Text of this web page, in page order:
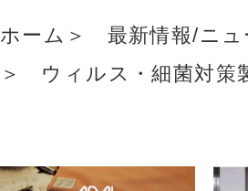
ホーム
最新情報/ニュ
ウィルス・細菌対策